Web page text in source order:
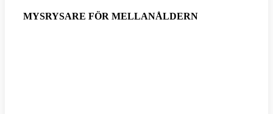
MYSRYSARE FÖR MELLANÅLDERN